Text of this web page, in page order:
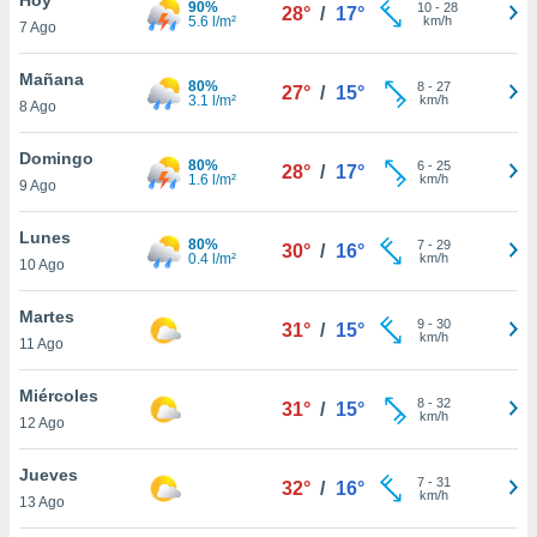
en
más
nuestra
de
cookies
aceptar
7 Ago
90%
5.6 l/m²
28° / 17° 10- 28
km/h
Mañana
8 Ago
80%
3.1 l/m²
27° / 15° 8- 27
km/h
Domingo
9 Ago
80%
1.6 l/m²
28° / 17° 6- 25
km/h
Lunes
10 Ago
80%
0.4 l/m²
30° / 16° 7- 29
km/h
Martes
11 Ago
31° / 15° 9- 30
km/h
Miércoles
12 Ago
31° / 15° 8- 32
km/h
Jueves
13 Ago
32° / 16° 7- 31
km/h